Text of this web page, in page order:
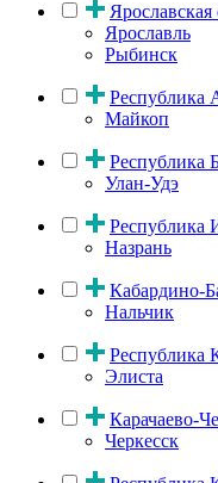
Ярославская
Ярославль
Рыбинск
Республика
Майкоп
Республика
Улан-Удэ
Республика
Назрань
Кабардино-
Нальчик
Республика
Элиста
Карачаево-
Черкесск